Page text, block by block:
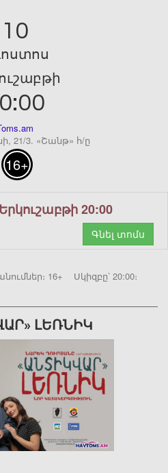
10
21/3. «Շանթ» հ/ը
16+
20:00
Գնել տոմս
16+ Սկիզբը՝ 20:00։
ԼԵՌՆԻԿ